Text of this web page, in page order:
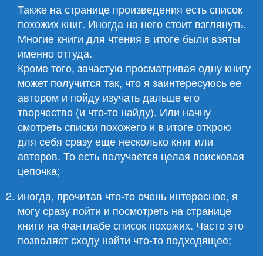
Также на странице произведения есть список
похожих книг. Иногда на него стоит взглянуть.
Многие книги для чтения в итоге были взяты
именно оттуда.
Кроме того, зачастую просматривая одну книгу
может получится так, что я заинтересуюсь ее
автором и пойду изучать дальше его
творчество (и что-то найду). Или начну
смотреть списки похожего и в итоге открою
для себя сразу еще несколько книг или
авторов. То есть получается целая поисковая
цепочка;
иногда, прочитав что-то очень интересное, я
могу сразу пойти и посмотреть на странице
книги на Фантлабе список похожих. Часто это
позволяет сходу найти что-то подходящее;